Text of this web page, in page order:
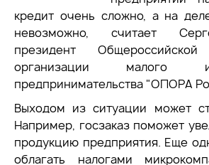
кредит очень сложно, а на
невозможно, считает
президент Общероссийской
организации малого
предпринимательства "ОПОРА
Выходом из ситуации может
Например, госзаказ поможет
продукцию предприятия. Еще
облагать налогами